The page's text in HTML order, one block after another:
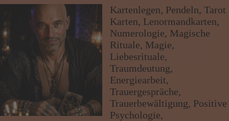
Menü: Beraterübersicht von A bis Z
Menü: Kartenlegen kostenlos, Jobs,
Wissen von A - Z
Kartenlegen, Pendeln, Tarot
Karten, Lenormandkarten,
Numerologie, Magische
Rituale, Magie,
Liebesrituale,
Traumdeutung,
Energiearbeit,
Trauergespräche,
Trauerbewältigung, Positive
Psychologie,